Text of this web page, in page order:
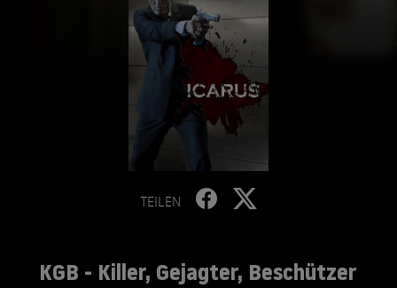
TEILEN
KGB - Killer, Gejagter, Beschützer